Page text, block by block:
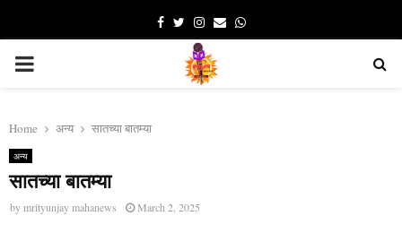
Facebook
TwitterInstagram
EmailWhatsapp
PRIMARY
Home अन्य सातच्या बातम्या
अन्य
सातच्या बातम्या
by mrityunjay mahanews March 2, 2025